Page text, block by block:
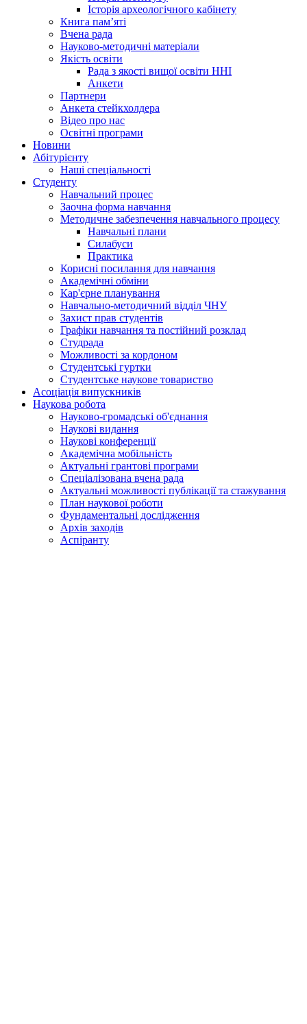
Історія археологічного кабінету
Книга памʼяті
Вчена рада
Науково-методичні матеріали
Якість освіти
Рада з якості вищої освіти ННІ
Анкети
Партнери
Анкета стейкхолдера
Відео про нас
Освітні програми
Hовини
Абітурієнту
Наші спеціальності
Студенту
Навчальний процес
Заочна форма навчання
Методичне забезпечення навчального процесу
Навчальні плани
Силабуси
Практика
Корисні посилання для навчання
Академічні обміни
Кар'єрне планування
Навчально-методичний відділ ЧНУ
Захист прав студентів
Графіки навчання та постійний розклад
Студрада
Можливості за кордоном
Студентські гуртки
Студентське наукове товариство
Асоціація випускників
Наукова робота
Науково-громадські об'єднання
Наукові видання
Наукові конференції
Академічна мобільність
Актуальні грантові програми
Спеціалізована вчена рада
Актуальні можливості публікації та стажування
План наукової роботи
Фундаментальні дослідження
Архів заходів
Аспіранту